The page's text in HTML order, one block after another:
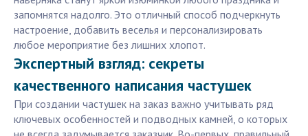
запомнятся надолго. Это отличный способ подчеркнуть
настроение, добавить веселья и персонализировать
любое мероприятие без лишних хлопот.
Экспертный взгляд: секреты
качественного написания частушек
При создании частушек на заказ важно учитывать ряд
ключевых особенностей и подводных камней, о которых